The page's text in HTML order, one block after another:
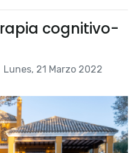
cognitivo-
Lunes, 21 Marzo 2022